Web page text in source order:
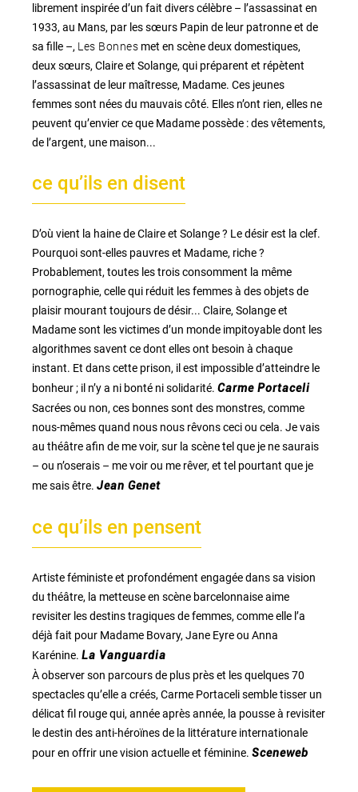
librement inspirée d’un fait divers célèbre – l’assassinat en
1933, au Mans, par les sœurs Papin de leur patronne et de
sa fille –, Les Bonnes met en scène deux domestiques,
deux sœurs, Claire et Solange, qui préparent et répètent
l’assassinat de leur maîtresse, Madame. Ces jeunes
femmes sont nées du mauvais côté. Elles n’ont rien, elles ne
peuvent qu’envier ce que Madame possède : des vêtements,
de l’argent, une maison...
ce qu’ils en disent
D’où vient la haine de Claire et Solange ? Le désir est la clef.
Pourquoi sont-elles pauvres et Madame, riche ?
Probablement, toutes les trois consomment la même
pornographie, celle qui réduit les femmes à des objets de
plaisir mourant toujours de désir... Claire, Solange et
Madame sont les victimes d’un monde impitoyable dont les
algorithmes savent ce dont elles ont besoin à chaque
instant. Et dans cette prison, il est impossible d’atteindre le
bonheur ; il n’y a ni bonté ni solidarité. Carme Portaceli
Sacrées ou non, ces bonnes sont des monstres, comme
nous-mêmes quand nous nous rêvons ceci ou cela. Je vais
au théâtre afin de me voir, sur la scène tel que je ne saurais
– ou n’oserais – me voir ou me rêver, et tel pourtant que je
me sais être. Jean Genet
ce qu’ils en pensent
Artiste féministe et profondément engagée dans sa vision
du théâtre, la metteuse en scène barcelonnaise aime
revisiter les destins tragiques de femmes, comme elle l’a
déjà fait pour Madame Bovary, Jane Eyre ou Anna
Karénine. La Vanguardia
À observer son parcours de plus près et les quelques 70
spectacles qu’elle a créés, Carme Portaceli semble tisser un
délicat fil rouge qui, année après année, la pousse à revisiter
le destin des anti-héroïnes de la littérature internationale
pour en offrir une vision actuelle et féminine. Sceneweb